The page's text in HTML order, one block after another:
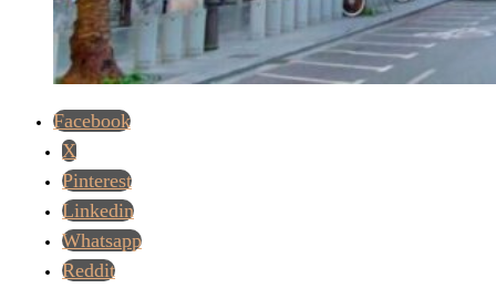
Facebook
X
Pinterest
Linkedin
Whatsapp
Reddit